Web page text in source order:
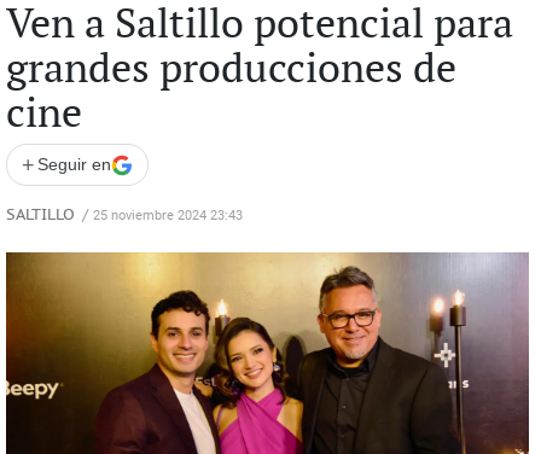
Ven a Saltillo potencial para
grandes producciones de
cine
+ Seguir en
SALTILLO / 25 noviembre 2024 23:43